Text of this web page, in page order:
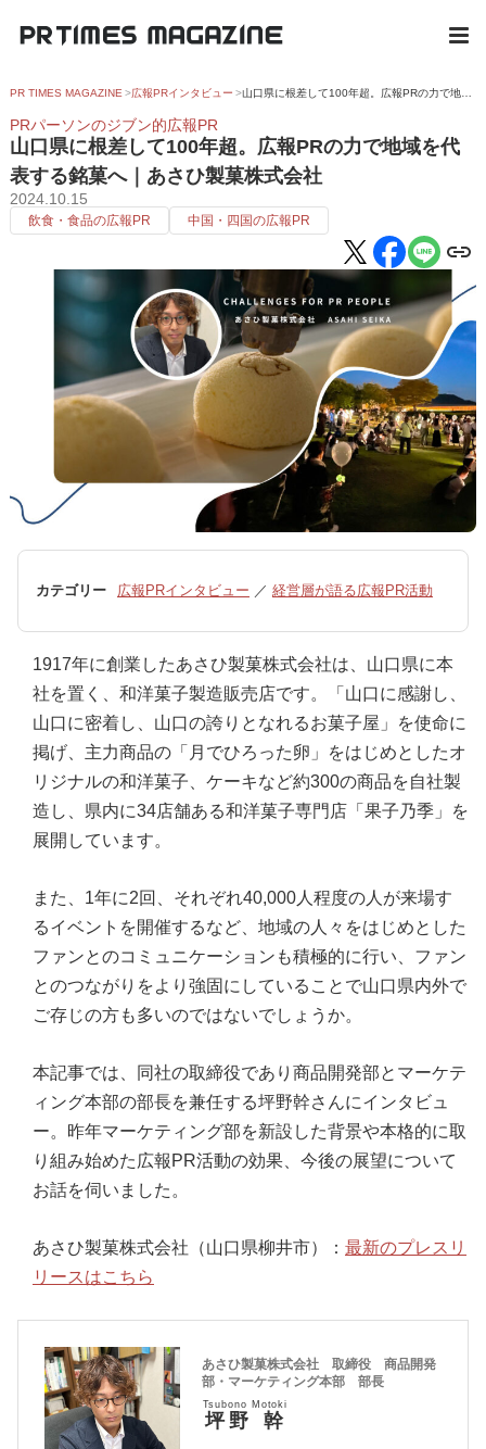
PR TIMES MAGAZINE 広報PRインタビュー 山口県に根差して100年超。広報PRの力で地域を代表する銘菓へ｜あさひ製菓株式会社
PRパーソンのジブン的広報PR
山口県に根差して100年超。広報PRの力で地域を代
表する銘菓へ｜あさひ製菓株式会社
2024.10.15
飲食・食品の広報PR 中国・四国の広報PR
カテゴリー 広報PRインタビュー ／ 経営層が語る広報PR活動
1917年に創業したあさひ製菓株式会社は、山口県に本
社を置く、和洋菓子製造販売店です。「山口に感謝し、
山口に密着し、山口の誇りとなれるお菓子屋」を使命に
掲げ、主力商品の「月でひろった卵」をはじめとしたオ
リジナルの和洋菓子、ケーキなど約300の商品を自社製
造し、県内に34店舗ある和洋菓子専門店「果子乃季」を
展開しています。
また、1年に2回、それぞれ40,000人程度の人が来場す
るイベントを開催するなど、地域の人々をはじめとした
ファンとのコミュニケーションも積極的に行い、ファン
とのつながりをより強固にしていることで山口県内外で
ご存じの方も多いのではないでしょうか。
本記事では、同社の取締役であり商品開発部とマーケテ
ィング本部の部長を兼任する坪野幹さんにインタビュ
ー。昨年マーケティング部を新設した背景や本格的に取
り組み始めた広報PR活動の効果、今後の展望について
お話を伺いました。
あさひ製菓株式会社（山口県柳井市）： 最新のプレスリ
リースはこちら
あさひ製菓株式会社 取締役 商品開発
部・マーケティング本部 部長
坪野 幹
Tsubono Motoki